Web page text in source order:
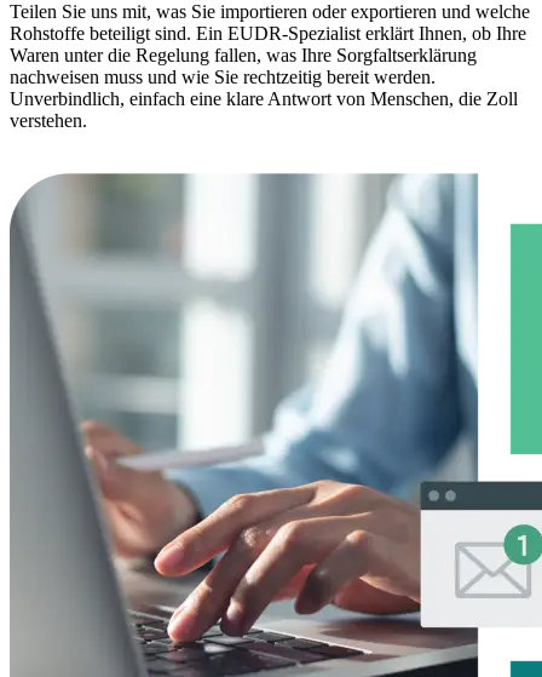
Teilen Sie uns mit, was Sie importieren oder exportieren und welche
Rohstoffe beteiligt sind. Ein EUDR-Spezialist erklärt Ihnen, ob Ihre
Waren unter die Regelung fallen, was Ihre Sorgfaltserklärung
nachweisen muss und wie Sie rechtzeitig bereit werden.
Unverbindlich, einfach eine klare Antwort von Menschen, die Zoll
verstehen.